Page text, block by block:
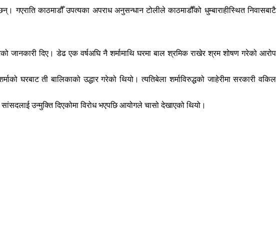
गएराति काठमाडौँ उपत्यका अपराध अनुसन्धान टोलीले काठमाडौँको धुम्बाराहीस्थित निवासबाटै
जानकारी दिए। डेढ एक वर्षअघि नै शर्मामाथि घरमा बाल श्रमिक राखेर श्रम शोषण गरेको आरोप
घरबाट ती बालिकाको उद्धार गरेको थियो। त्यतिबेला शर्माविरुद्धको जाहेरीमा सरकारी वकिल
उन्मुक्ति दिएकोमा विरोध भएपछि आयोगले चासो देखाएको थियो।